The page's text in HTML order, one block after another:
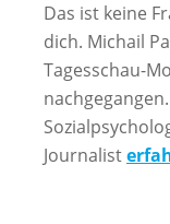
Das ist keine
dich. Michail
Tagesschau-
Journalist